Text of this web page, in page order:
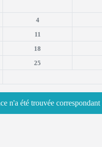
4
11
18
25
n'a été trouvée